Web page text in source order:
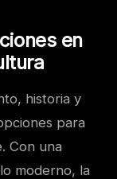
en
historia y
para
Con una
moderno, la